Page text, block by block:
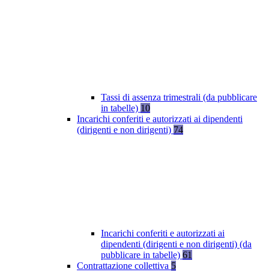
Tassi di assenza trimestrali (da pubblicare
in tabelle) 10
Incarichi conferiti e autorizzati ai dipendenti
(dirigenti e non dirigenti) 74
Incarichi conferiti e autorizzati ai
dipendenti (dirigenti e non dirigenti) (da
pubblicare in tabelle) 61
Contrattazione collettiva 5